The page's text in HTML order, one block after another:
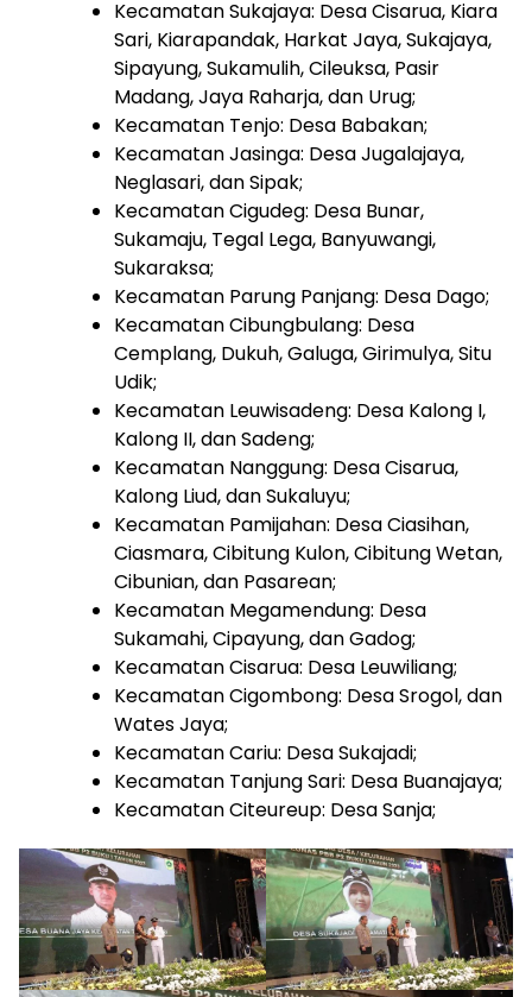
Kecamatan Sukajaya: Desa Cisarua, Kiara
Sari, Kiarapandak, Harkat Jaya, Sukajaya,
Sipayung, Sukamulih, Cileuksa, Pasir
Madang, Jaya Raharja, dan Urug;
Kecamatan Tenjo: Desa Babakan;
Kecamatan Jasinga: Desa Jugalajaya,
Neglasari, dan Sipak;
Kecamatan Cigudeg: Desa Bunar,
Sukamaju, Tegal Lega, Banyuwangi,
Sukaraksa;
Kecamatan Parung Panjang: Desa Dago;
Kecamatan Cibungbulang: Desa
Cemplang, Dukuh, Galuga, Girimulya, Situ
Udik;
Kecamatan Leuwisadeng: Desa Kalong I,
Kalong II, dan Sadeng;
Kecamatan Nanggung: Desa Cisarua,
Kalong Liud, dan Sukaluyu;
Kecamatan Pamijahan: Desa Ciasihan,
Ciasmara, Cibitung Kulon, Cibitung Wetan,
Cibunian, dan Pasarean;
Kecamatan Megamendung: Desa
Sukamahi, Cipayung, dan Gadog;
Kecamatan Cisarua: Desa Leuwiliang;
Kecamatan Cigombong: Desa Srogol, dan
Wates Jaya;
Kecamatan Cariu: Desa Sukajadi;
Kecamatan Tanjung Sari: Desa Buanajaya;
Kecamatan Citeureup: Desa Sanja;